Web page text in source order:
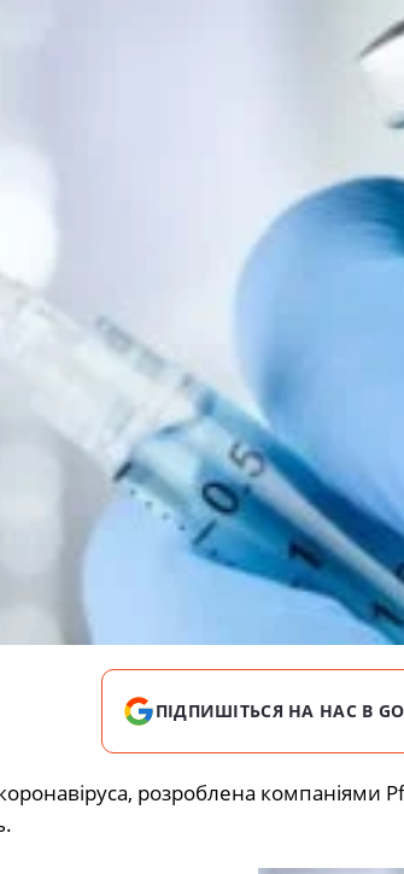
ПІДПИШІТЬСЯ НА НАС В
розроблена компаніями